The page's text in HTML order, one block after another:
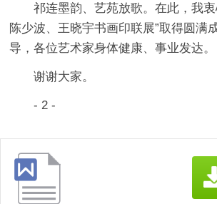
祁连墨韵、艺苑放歌。在此，我衷
陈少波、王晓宇书画印联展”取得圆满
导，各位艺术家身体健康、事业发达。
谢谢大家。
- 2 -